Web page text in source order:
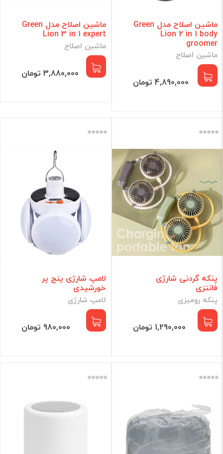
ماشین اصلاح مدل Green
Lion 2 in 1 body
groomer
ماشین اصلاح
4,890,000 تومان
ماشین اصلاح مدل Green
Lion 3 in 1 expert
ماشین اصلاح
3,880,000 تومان
پنکه گردنی شارژی
فانتزی
پنکه رومیزی
1,290,000 تومان
لامپ شارژی پنج پر
خورشیدی
لامپ شارژی
980,000 تومان